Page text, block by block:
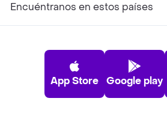
Encuéntranos en estos países
App Store Google play